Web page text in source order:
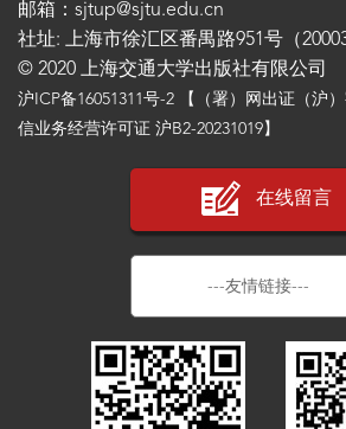
邮箱：sjtup@sjtu.edu.cn
社址: 上海市徐汇区番禺路951号（
© 2020 上海交通大学出版社有限公司
沪ICP备16051311号-2 【（署）网出证（沪
信业务经营许可证 沪B2-20231019】
在线留言